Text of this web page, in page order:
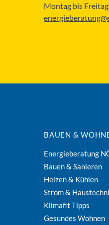
Montag bis
BAUEN &
Energieberatung
Bauen & Sanieren
Heizen & Kühlen
Strom &
Klimafit Tipps
Gesundes Wohnen